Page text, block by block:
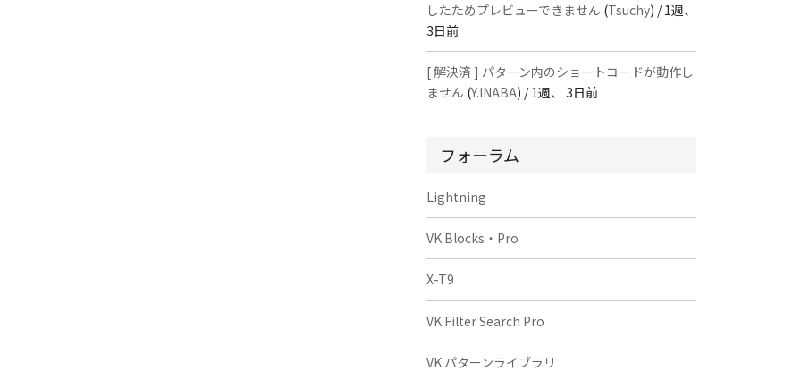
したためプレビューできません (Tsuchy) /1週、
3日前
[ 解決済 ] パターン内のショートコードが動作し
ません (Y.INABA) /1週、 3日前
フォーラム
Lightning
VK Blocks・Pro
X-T9
VK Filter Search Pro
VK パターンライブラリ